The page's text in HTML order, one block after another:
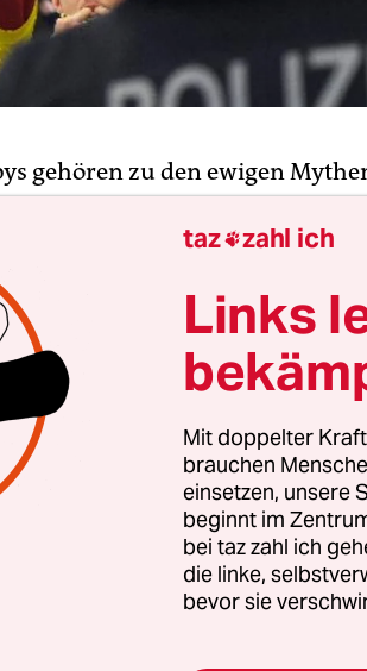
gehören zu den ewigen
brauchen nun mal eine
wie immer am besten negativ
man nicht sein will, nämlich
der Konkurrent in der Nähe.
auch die Verantwortlichen der
des Fußballs komische
sein könne, wenn man
taz zahl ich
Links
Mit doppelter
brauchen
einsetzen, unsere
beginnt im
bei taz zahl ich
die linke,
bevor sie